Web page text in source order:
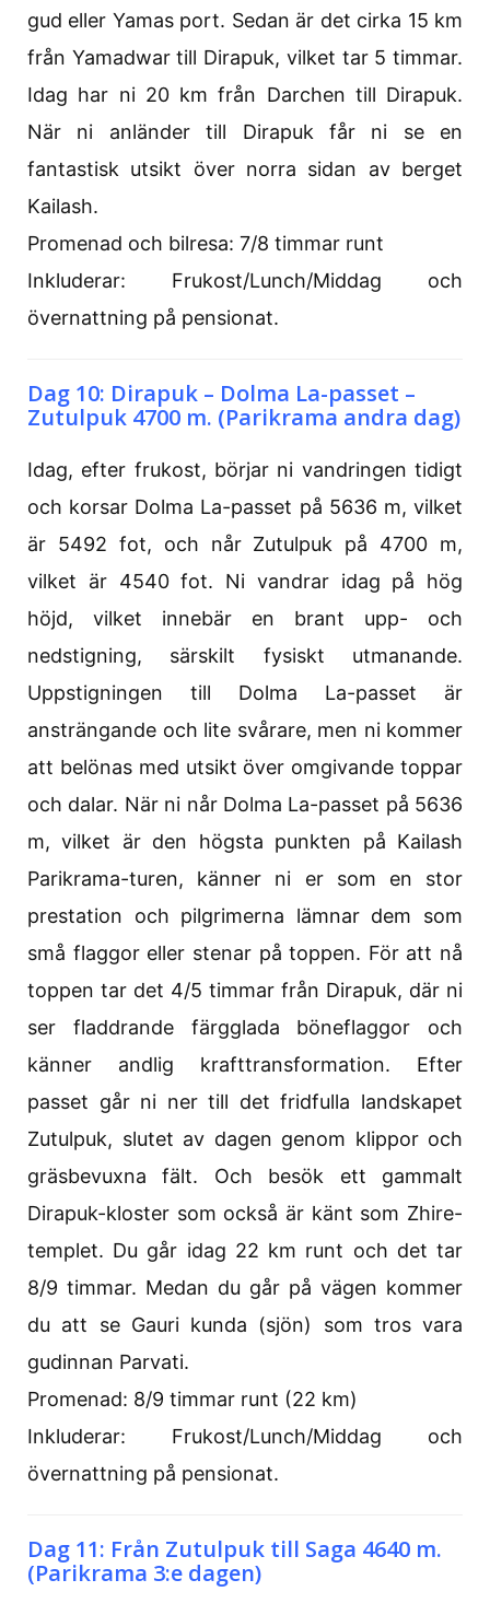
gud eller Yamas port. Sedan är det cirka 15 km
från Yamadwar till Dirapuk, vilket tar 5 timmar.
Idag har ni 20 km från Darchen till Dirapuk.
När ni anländer till Dirapuk får ni se en
fantastisk utsikt över norra sidan av berget
Kailash.
Promenad och bilresa: 7/8 timmar runt
Inkluderar: Frukost/Lunch/Middag och
övernattning på pensionat.
Dag 10: Dirapuk – Dolma La-passet –
Zutulpuk 4700 m. (Parikrama andra dag)
Idag, efter frukost, börjar ni vandringen tidigt
och korsar Dolma La-passet på 5636 m, vilket
är 5492 fot, och når Zutulpuk på 4700 m,
vilket är 4540 fot. Ni vandrar idag på hög
höjd, vilket innebär en brant upp- och
nedstigning, särskilt fysiskt utmanande.
Uppstigningen till Dolma La-passet är
ansträngande och lite svårare, men ni kommer
att belönas med utsikt över omgivande toppar
och dalar. När ni når Dolma La-passet på 5636
m, vilket är den högsta punkten på Kailash
Parikrama-turen, känner ni er som en stor
prestation och pilgrimerna lämnar dem som
små flaggor eller stenar på toppen. För att nå
toppen tar det 4/5 timmar från Dirapuk, där ni
ser fladdrande färgglada böneflaggor och
känner andlig krafttransformation. Efter
passet går ni ner till det fridfulla landskapet
Zutulpuk, slutet av dagen genom klippor och
gräsbevuxna fält. Och besök ett gammalt
Dirapuk-kloster som också är känt som Zhire-
templet. Du går idag 22 km runt och det tar
8/9 timmar. Medan du går på vägen kommer
du att se Gauri kunda (sjön) som tros vara
gudinnan Parvati.
Promenad: 8/9 timmar runt (22 km)
Inkluderar: Frukost/Lunch/Middag och
övernattning på pensionat.
Dag 11: Från Zutulpuk till Saga 4640 m.
(Parikrama 3:e dagen)